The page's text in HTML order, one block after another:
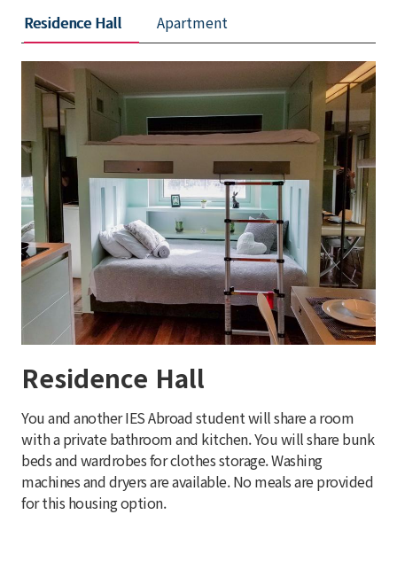
Residence Hall Apartment
Residence Hall
You and another IES Abroad student will share a room
with a private bathroom and kitchen. You will share bunk
beds and wardrobes for clothes storage. Washing
machines and dryers are available. No meals are provided
for this housing option.